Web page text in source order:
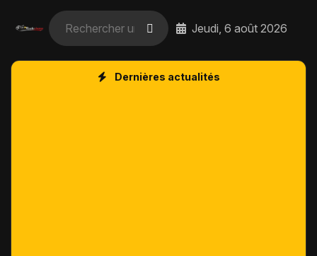
Jeudi, 6 août 2026
Dernières actualités